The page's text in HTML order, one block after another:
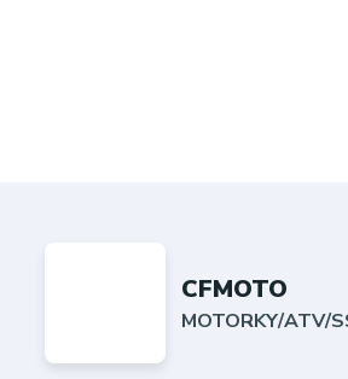
CFMOTO
MOTORKY/ATV/